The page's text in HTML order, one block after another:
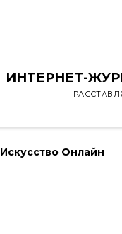
ИНТЕРНЕТ-
Искусство Онлайн